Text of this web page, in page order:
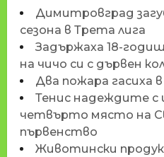
Димитровград
сезона в Трета лига
Задържаха 18-
на чичо си с дървен
Два пожара гасиха
Тенис надеждите с
четвърто място на
първенство
Животински